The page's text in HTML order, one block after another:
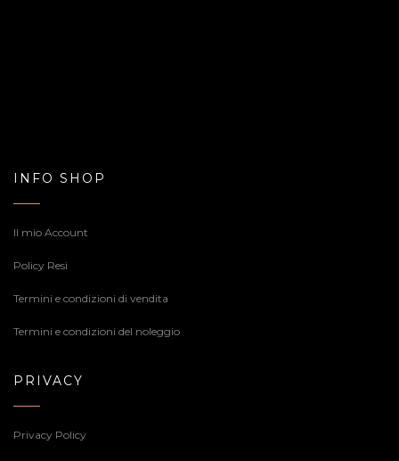
INFO SHOP
Il mio Account
Policy Resi
Termini e condizioni di vendita
Termini e condizioni del noleggio
PRIVACY
Privacy Policy